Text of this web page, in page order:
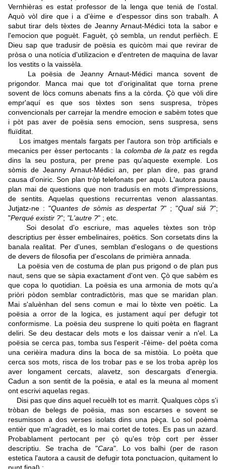
Vernhièras es estat professor de la lenga que teniá de l’ostal.
Aquò vòl dire que i a d'èime e d'espessor dins son trabalh. A
sabut tirar dels tèxtes de Jeanny Arnaut-Médici tota la sabor e
l'emocion que poguèt. Faguèt, çò sembla, un rendut perfièch. E
Dieu sap que tradusir de poësia es quicòm mai que revirar de
pròsa o una notícia d'utilizacion e d'entreten de maquina de lavar
los vestits o la vaissèla.
La poësia de Jeanny Arnaut-Médici manca sovent de
prigondor. Manca mai que tot d'originalitat que torna prene
sovent de lòcs comuns abenats fins a la còrda. Çò que vòli dire
empr'aquí es que sos tèxtes son sens suspresa, tròpes
convencionals per carrejar la mendre emocion e sabèm totes que
i pòt pas aver de poësia sens emocion, sens suspresa, sens
fluïditat.
Los imatges mentals fargats per l'autora son tròp artificials e
mecanics per èsser pertocants : la colomba de la patz es regda
dins la seu postura, per prene pas qu'aqueste exemple. Los
sòmis de Jeanny Arnaut-Médici an, per plan dire, pas grand
causa d'oniric. Son plan tròp telefonats per aquò. L'autora pausa
plan mai de questions que non tradusís en mots d'impressions,
de sentits. Aquelas questions recurrentas venon alassantas.
Jutjatz-ne : "Quantes de sòmis as despertat ?" ; "Qual siá ?";
"Perqué existir ?"; "L'autre ?" ; etc.
Soi desolat d'o escriure, mas aqueles tèxtes son tròp
descriptius per èsser embelinaires, poëtics. Son corsetats dins la
banala realitat. Per d'unes, semblan d'eslogans o de questions
de devers de filosofia per d'escolans de primièra annada.
La poësia ven de costuma de plan pus prigond o de plan pus
naut, sens que se sàpia exactament d'ont ven. Çò que sabèm es
que copa lo quotidian. La poësia es una armonia de mots qu'a
priòri pòdon semblar contradictòris, mas que se maridan plan.
Mai s'aluènhan del sens comun e mai lo tèxte ven poëtic. La
poësia a orror de la logica, es justament aquí per defugir tot
conformisme. La poësia deu susprene lo quiti poèta en flagrant
deliri. Se deu destacar dels mots e los daissar venir a n'el. La
poësia se cerca pas, tomba sus l'esperit -l'èime- del poèta coma
una cerièira madura dins la boca de sa mistòia. Lo poèta que
cerca sos mots, risca de los trobar pas e se los troba aprèp los
aver longament cercats, alavetz, son descargats d'energia.
Cadun a son sentit de la poësia, e atal es la meuna al moment
ont escrivi aquelas regas.
Disi pas que dins aquel recuèlh tot es marrit. Qualques còps s'i
tròban de belegs de poësia, mas son escarses e sovent se
resumisson a dos verses isolats dins una pèça. Lo sol poèma
entièr que m'agradèt, es lo mai cortet de totes. Es pas un azard.
Probablament pertocant per çò qu'es tròp cort per èsser
descriptiu. Se tracha de "Cara". Lo vos balhi (per de rason
estetica l'autora a causit de defugir tota ponctuacion, quitament lo